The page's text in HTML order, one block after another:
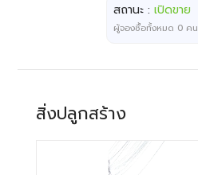
สถานะ :เปิดขาย
ผู้จองซื้อทั้งหมด 0 คน
สิ่งปลูกสร้าง